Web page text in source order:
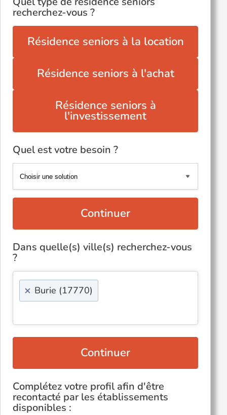
recherchez-vous ?
Résidence seniors à la location
Résidence seniors à l'achat
Résidence seniors à
l'investissement
Quel est votre besoin ?
Continuer
Dans quelle(s) ville(s) recherchez-vous
?
× Burie (17770)
Continuer
Complétez votre profil afin d'être
recontacté par les établissements
disponibles :